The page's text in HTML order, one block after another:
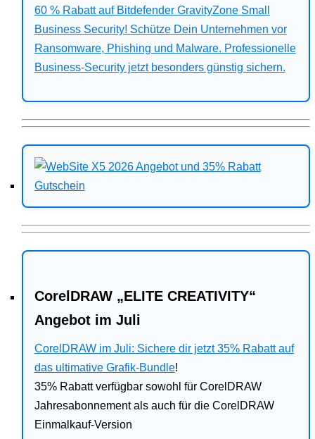
60 % Rabatt auf Bitdefender GravityZone Small
Business Security! Schütze Dein Unternehmen vor
Ransomware, Phishing und Malware. Professionelle
Business-Security jetzt besonders günstig sichern.
CorelDRAW „ELITE CREATIVITY“
Angebot im Juli
CorelDRAW im Juli: Sichere dir jetzt 35% Rabatt auf
das ultimative Grafik-Bundle!
35% Rabatt verfügbar sowohl für CorelDRAW
Jahresabonnement als auch für die CorelDRAW
Einmalkauf-Version